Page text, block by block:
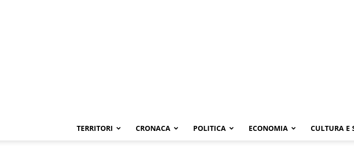
TERRITORI CRONACA POLITICA ECONOMIA CULTURA E